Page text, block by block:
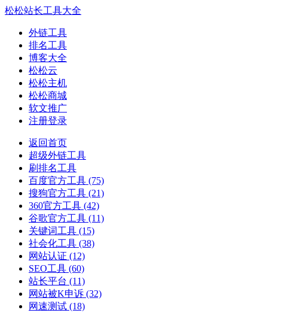
松松站长工具大全
外链工具
排名工具
博客大全
松松云
松松主机
松松商城
软文推广
注册登录
返回首页
超级外链工具
刷排名工具
百度官方工具 (75)
搜狗官方工具 (21)
360官方工具 (42)
谷歌官方工具 (11)
关键词工具 (15)
社会化工具 (38)
网站认证 (12)
SEO工具 (60)
站长平台 (11)
网站被K申诉 (32)
网速测试 (18)